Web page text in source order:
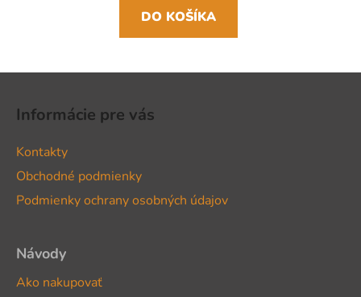
DO KOŠÍKA
Informácie pre vás
Kontakty
Obchodné podmienky
Podmienky ochrany osobných údajov
Návody
Ako nakupovať